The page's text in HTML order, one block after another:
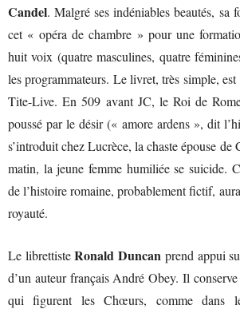
Candel. Malgré ses indéniables beautés, sa
cet « opéra de chambre » pour une
huit voix (quatre masculines, quatre
les programmateurs. Le livret, très simple,
Tite-Live. En 509 avant JC, le Roi de
poussé par le désir (« amore ardens », dit
s’introduit chez Lucrèce, la chaste épouse
matin, la jeune femme humiliée se suicide.
de l’histoire romaine, probablement fictif,
royauté.
Le librettisteRonald Duncan prend appui
d’un auteur français André Obey. Il
qui figurent les Chœurs, comme dans